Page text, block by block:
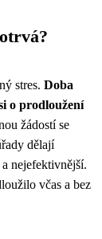
stres. Doba
o prodloužení
žádostí se
dělají
nejefektivnější.
včas a bez